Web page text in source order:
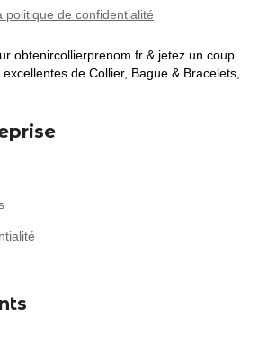
politique de confidentialité
obtenircollierprenom.fr & jetez un coup
de Collier, Bague & Bracelets,